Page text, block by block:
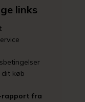
links
køb
rapport fra